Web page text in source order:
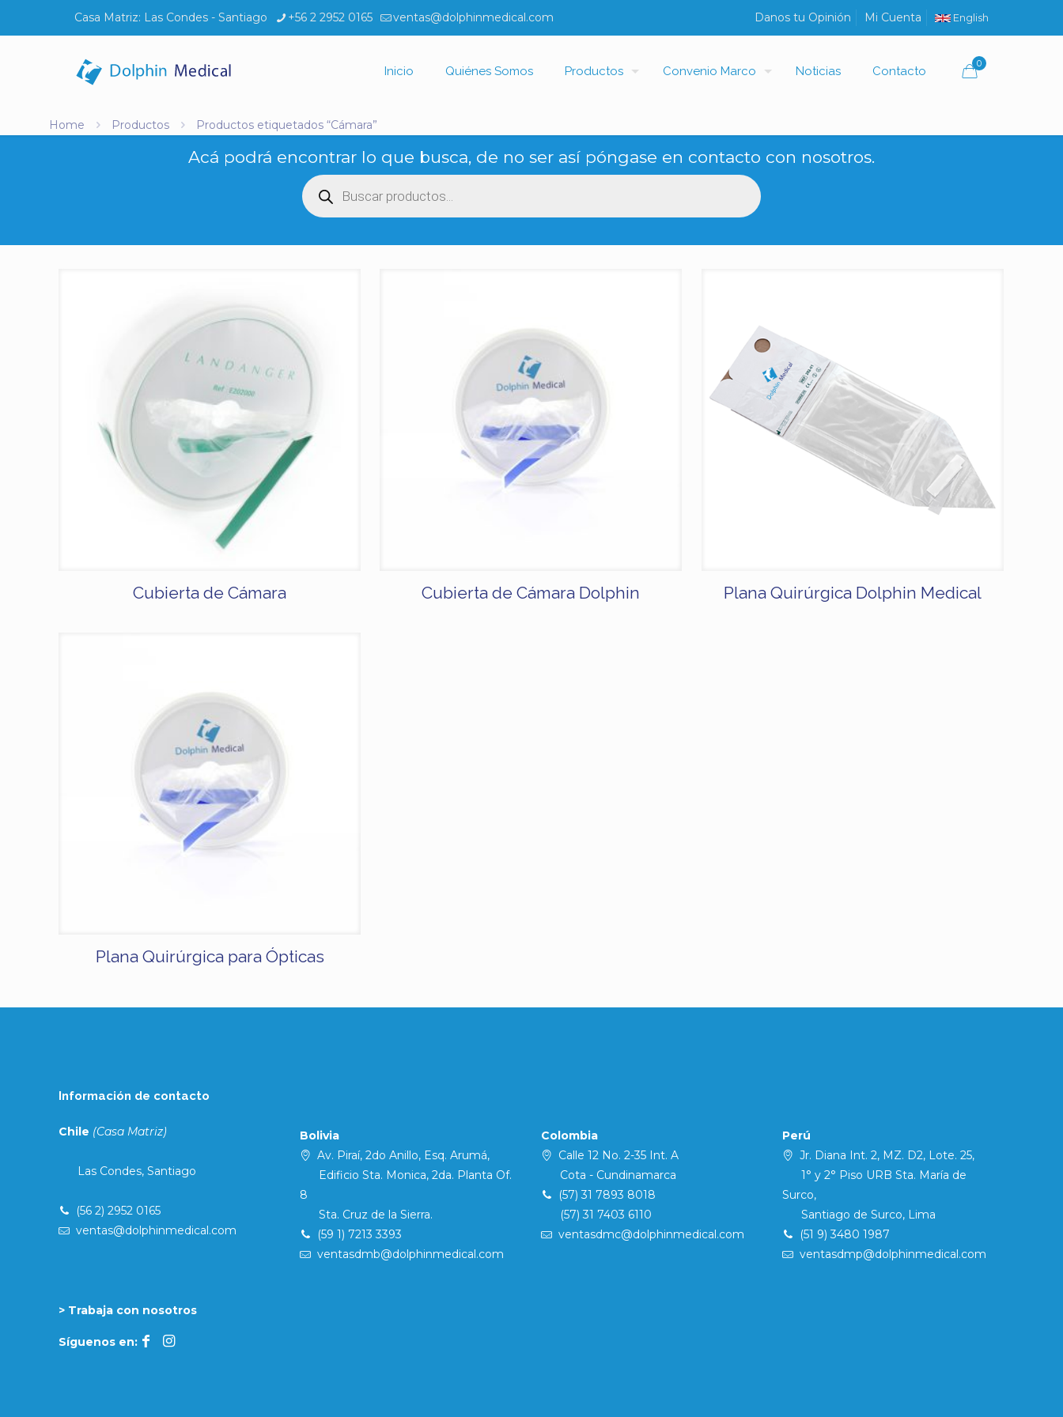
Casa Matriz: Las Condes - Santiago +56 2 2952 0165 ventas@dolphinmedical.com Danos tu Opinión Mi Cuenta English
Inicio Quiénes Somos Productos Convenio Marco Noticias Contacto
0
Home Productos Productos etiquetados “Cámara”
Acá podrá encontrar lo que busca, de no ser así póngase en contacto con nosotros.
Búsqueda
de
productos
Cubierta de Cámara Cubierta de Cámara Dolphin Plana Quirúrgica Dolphin Medical
Plana Quirúrgica para Ópticas
Información de contacto
Chile (Casa Matriz)
Las Condes, Santiago
(56 2) 2952 0165
ventas@dolphinmedical.com
> Trabaja con nosotros
Síguenos en:
Bolivia
Av. Piraí, 2do Anillo, Esq. Arumá,
Edificio Sta. Monica, 2da. Planta Of.
8
Sta. Cruz de la Sierra.
(59 1) 7213 3393
ventasdmb@dolphinmedical.com
Colombia
Calle 12 No. 2-35 Int. A
Cota - Cundinamarca
(57) 31 7893 8018
(57) 31 7403 6110
ventasdmc@dolphinmedical.com
Perú
Jr. Diana Int. 2, MZ. D2, Lote. 25,
1° y 2° Piso URB Sta. María de
Surco,
Santiago de Surco, Lima
(51 9) 3480 1987
ventasdmp@dolphinmedical.com